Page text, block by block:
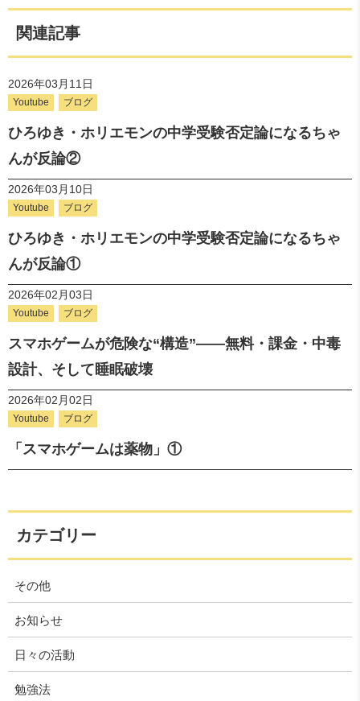
関連記事
2026年03月11日
Youtube ブログ
ひろゆき・ホリエモンの中学受験否定論になるちゃ
んが反論②
2026年03月10日
Youtube ブログ
ひろゆき・ホリエモンの中学受験否定論になるちゃ
んが反論①
2026年02月03日
Youtube ブログ
スマホゲームが危険な“構造”――無料・課金・中毒
設計、そして睡眠破壊
2026年02月02日
Youtube ブログ
「スマホゲームは薬物」①
カテゴリー
その他
お知らせ
日々の活動
勉強法